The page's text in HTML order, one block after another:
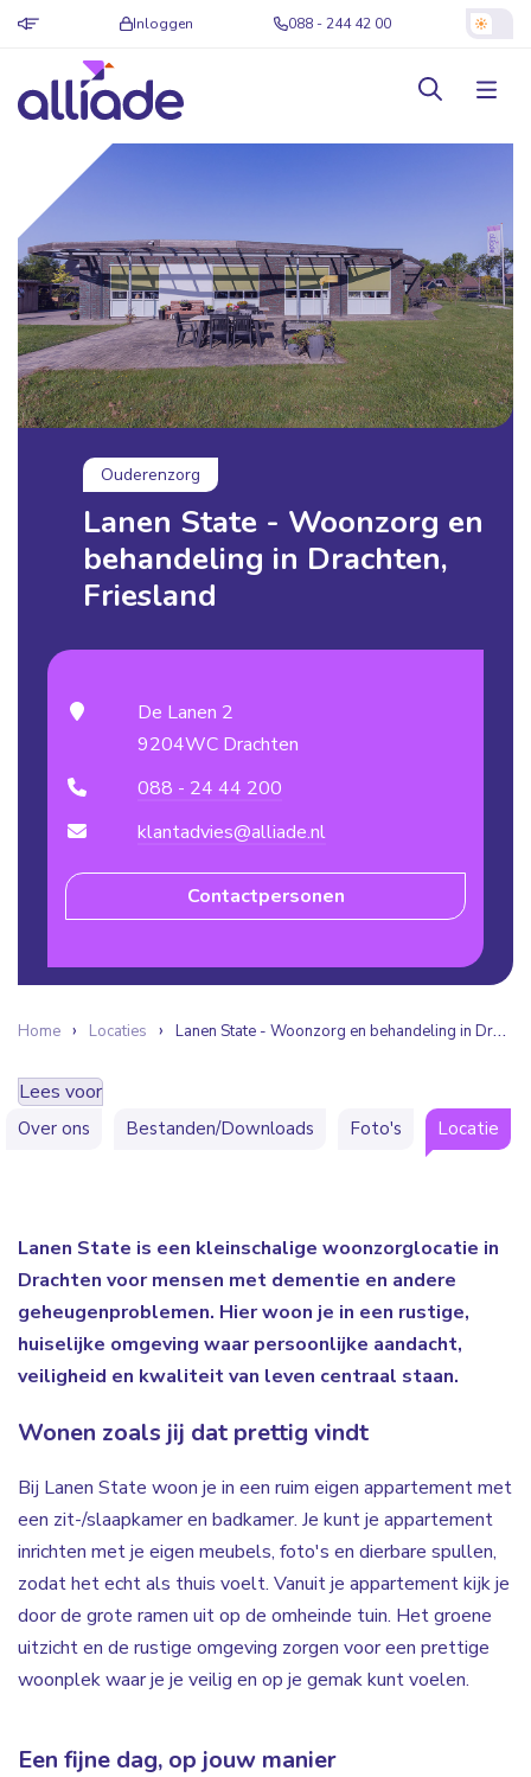
Inloggen 088 - 244 42 00
Ouderenzorg
Lanen State - Woonzorg en
behandeling in Drachten,
Friesland
De Lanen 2
9204WC Drachten
088 - 24 44 200
klantadvies@alliade.nl
Contactpersonen
Home Locaties Lanen State - Woonzorg en behandeling in Drachten, Friesland
Lees voor
Over ons Bestanden/Downloads Foto's Locatie
Lanen State is een kleinschalige woonzorglocatie in
Drachten voor mensen met dementie en andere
geheugenproblemen. Hier woon je in een rustige,
huiselijke omgeving waar persoonlijke aandacht,
veiligheid en kwaliteit van leven centraal staan.
Wonen zoals jij dat prettig vindt
Bij Lanen State woon je in een ruim eigen appartement met
een zit-/slaapkamer en badkamer. Je kunt je appartement
inrichten met je eigen meubels, foto's en dierbare spullen,
zodat het echt als thuis voelt. Vanuit je appartement kijk je
door de grote ramen uit op de omheinde tuin. Het groene
uitzicht en de rustige omgeving zorgen voor een prettige
woonplek waar je je veilig en op je gemak kunt voelen.
Een fijne dag, op jouw manier